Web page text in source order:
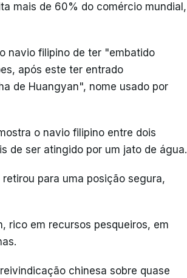
mais de 60% do comércio mundial,
navio filipino de ter "embatido
após este ter entrado
de Huangyan", nome usado por
o navio filipino entre dois
de ser atingido por um jato de água.
para uma posição segura,
rico em recursos pesqueiros, em
chinesa sobre quase